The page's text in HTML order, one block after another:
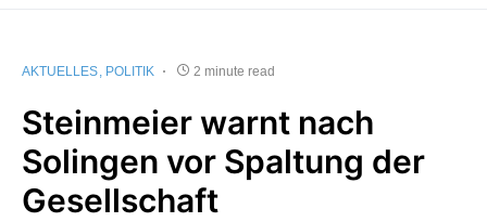
AKTUELLES POLITIK 2 minute read
Steinmeier warnt nach
Solingen vor Spaltung der
Gesellschaft